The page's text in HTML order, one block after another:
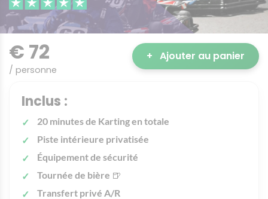
€ 72
/ personne
+ Ajouter au panier
Inclus :
20 minutes de Karting en totale
Piste intérieure privatisée
Équipement de sécurité
Tournée de bière 🍺
Transfert privé A/R